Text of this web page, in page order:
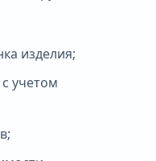
изделия;
учетом